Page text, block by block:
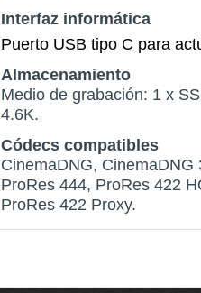
Interfaz informática
Puerto USB tipo C para
Almacenamiento
Medio de grabación: 1 x
4.6K.
Códecs compatibles
CinemaDNG,
ProRes 444, ProRes 422
ProRes 422 Proxy.